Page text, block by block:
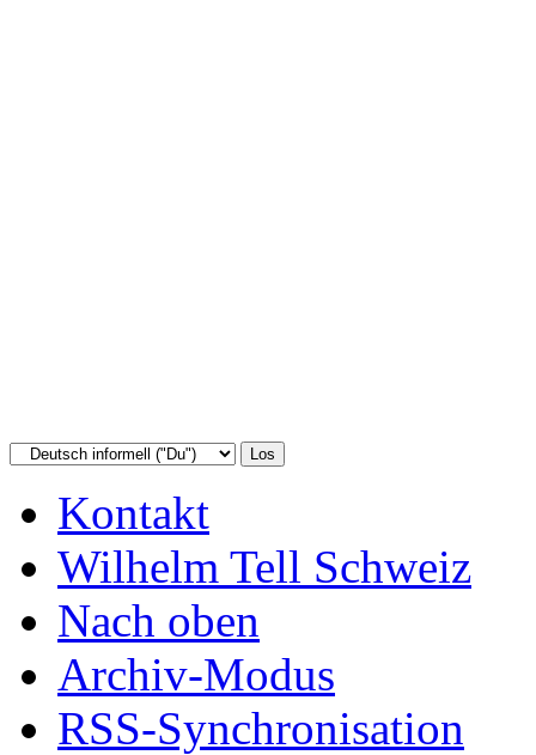
Kontakt
Wilhelm Tell Schweiz
Nach oben
Archiv-Modus
RSS-Synchronisation